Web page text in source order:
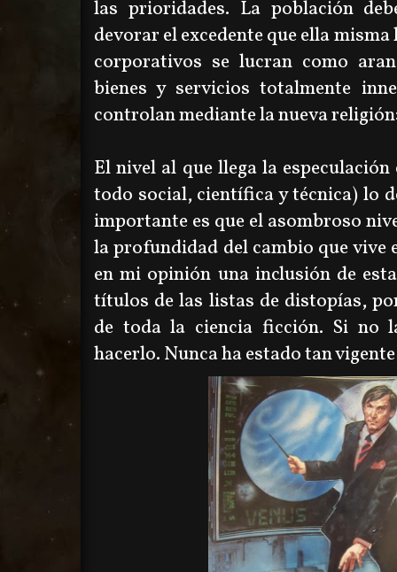
las prioridades. La población
devorar el excedente que ella
corporativos se lucran como
bienes y servicios totalmente
controlan mediante la nueva
El nivel al que llega la
todo social, científica y técnica) lo
importante es que el asombroso
la profundidad del cambio que vive
en mi opinión una inclusión de
títulos de las listas de distopías,
de toda la ciencia ficción. Si no
hacerlo. Nunca ha estado tan